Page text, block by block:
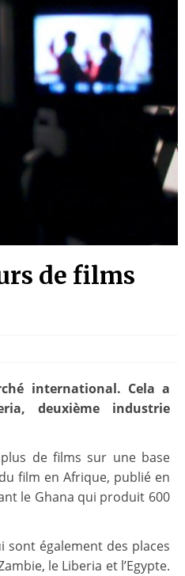
de films
international. Cela a
deuxième industrie
de films sur une base
film en Afrique, publié en
le Ghana qui produit 600
sont également des places
le Liberia et l’Egypte.